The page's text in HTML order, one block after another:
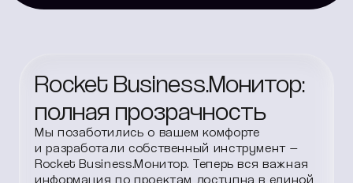
Rocket Business.Монитор:
полная прозрачность
Мы позаботились о вашем комфорте
и разработали собственный инструмент —
Rocket Business.Монитор. Теперь вся важная
информация по проектам доступна в единой